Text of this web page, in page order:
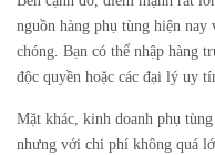
nguồn hàng phụ tùng hiện nay
chóng. Bạn có thể nhập hàng
độc quyền hoặc các đại lý uy
Mặt khác, kinh doanh phụ
nhưng với chi phí không quá